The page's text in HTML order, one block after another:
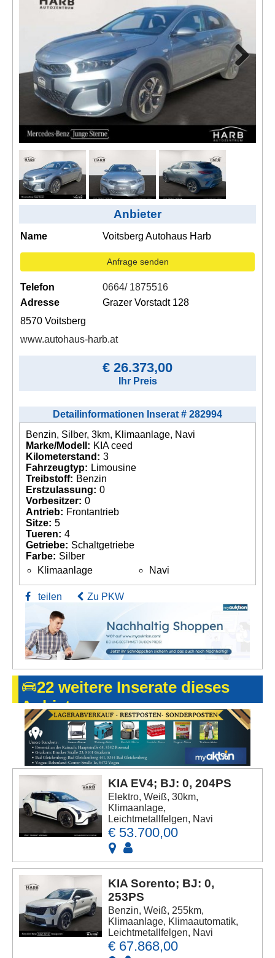
Kontakt
AGB, Nutzungsbedingungen
Impressum
Next
Anbieter
Name Voitsberg Autohaus Harb
Anfrage senden
Telefon
0664/ 1875516
Adresse
Grazer Vorstadt 128
8570 Voitsberg
www.autohaus-harb.at
€ 26.373,00
Ihr Preis
Detailinformationen Inserat # 282994
Benzin, Silber, 3km, Klimaanlage, Navi
Marke/Modell: KIA ceed
Kilometerstand: 3
Fahrzeugtyp: Limousine
Treibstoff: Benzin
Erstzulassung: 0
Vorbesitzer: 0
Antrieb: Frontantrieb
Sitze: 5
Tueren: 4
Getriebe: Schaltgetriebe
Farbe: Silber
Klimaanlage
Navi
teilen Zu PKW
22 weitere Inserate dieses
Anbieters
KIA EV4; BJ: 0, 204PS
Elektro, Weiß, 30km,
Klimaanlage,
Leichtmetallfelgen, Navi
€ 53.700,00
KIA Sorento; BJ: 0,
253PS
Benzin, Weiß, 255km,
Klimaanlage, Klimaautomatik,
Leichtmetallfelgen, Navi
€ 67.868,00